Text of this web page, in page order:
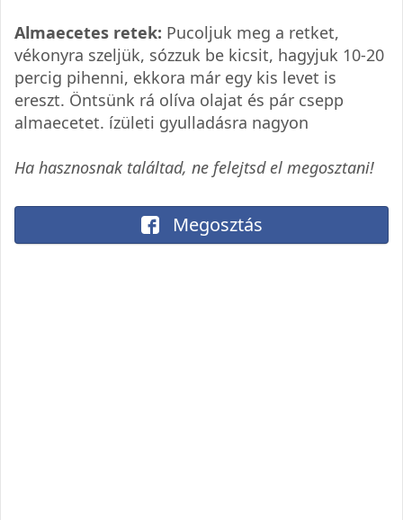
Almaecetes retek: Pucoljuk meg a retket,
vékonyra szeljük, sózzuk be kicsit, hagyjuk 10-20
percig pihenni, ekkora már egy kis levet is
ereszt. Öntsünk rá olíva olajat és pár csepp
almaecetet. ízületi gyulladásra nagyon
Ha hasznosnak találtad, ne felejtsd el megosztani!
Megosztás